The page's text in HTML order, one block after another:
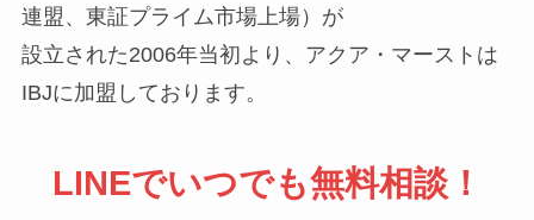
連盟、東証プライム市場上場）が
設立された2006年当初より、アクア・マーストは
IBJに加盟しております。
LINEでいつでも無料相談！